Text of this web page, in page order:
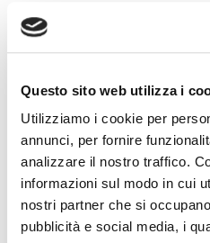
Questo sito web utilizza i
Utilizziamo i cookie per
annunci, per fornire
analizzare il nostro traffico.
informazioni sul modo in cui
nostri partner che si
pubblicità e social media, i
Dormire in un
dormire in un hanok. Non è
alloggio: è un’esperienza
Glihanoksonocase
costruite in legno, con
in tegole (giwa) e spazi
cortile interno. Tutto è
tra interno ed esterno: le